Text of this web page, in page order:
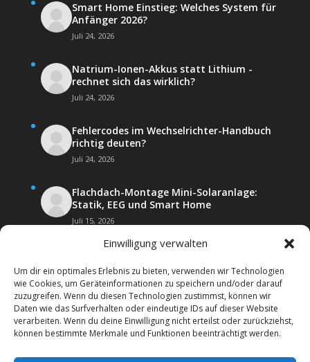
Einwilligung verwalten
Um dir ein optimales Erlebnis zu bieten, verwenden wir Technologien
wie Cookies, um Geräteinformationen zu speichern und/oder darauf
zuzugreifen. Wenn du diesen Technologien zustimmst, können wir
Daten wie das Surfverhalten oder eindeutige IDs auf dieser Website
verarbeiten. Wenn du deine Einwilligung nicht erteilst oder zurückziehst,
können bestimmte Merkmale und Funktionen beeinträchtigt werden.
Smart Home Einstieg: Welches System für
Anfänger 2026?
Juli 24, 2026
Natrium-Ionen-Akkus statt Lithium -
rechnet sich das wirklich?
Juli 24, 2026
Fehlercodes im Wechselrichter-Handbuch
richtig deuten?
Juli 24, 2026
Flachdach-Montage Mini-Solaranlage:
Statik, EEG und Smart Home
Juli 15, 2026
Kontakt
Impressum
Datenschutz­erklärung
Forenregeln